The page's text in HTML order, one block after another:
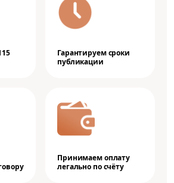
Гарантируем сроки
публикации
Принимаем оплату
легально по счёту